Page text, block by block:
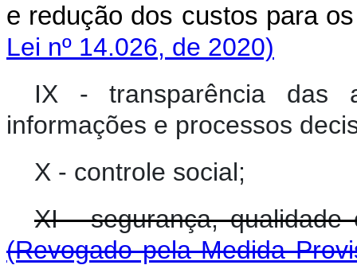
e redução dos custos para
Lei nº 14.026, de 2020)
IX - transparência das
informações e processos
X - controle social;
XI - segurança, qualidade
(Revogado pela Medida